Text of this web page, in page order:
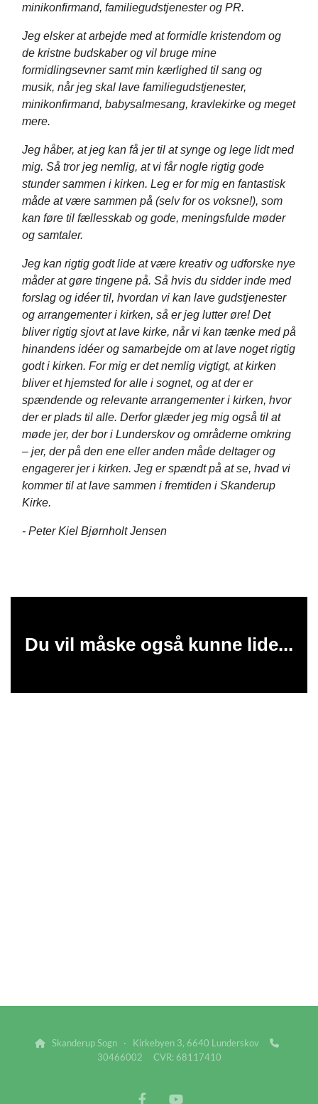
minikonfirmand, familiegudstjenester og PR.
Jeg elsker at arbejde med at formidle kristendom og
de kristne budskaber og vil bruge mine
formidlingsevner samt min kærlighed til sang og
musik, når jeg skal lave familiegudstjenester,
minikonfirmand, babysalmesang, kravlekirke og meget
mere.
Jeg håber, at jeg kan få jer til at synge og lege lidt med
mig. Så tror jeg nemlig, at vi får nogle rigtig gode
stunder sammen i kirken. Leg er for mig en fantastisk
måde at være sammen på (selv for os voksne!), som
kan føre til fællesskab og gode, meningsfulde møder
og samtaler.
Jeg kan rigtig godt lide at være kreativ og udforske nye
måder at gøre tingene på. Så hvis du sidder inde med
forslag og idéer til, hvordan vi kan lave gudstjenester
og arrangementer i kirken, så er jeg lutter øre! Det
bliver rigtig sjovt at lave kirke, når vi kan tænke med på
hinandens idéer og samarbejde om at lave noget rigtig
godt i kirken. For mig er det nemlig vigtigt, at kirken
bliver et hjemsted for alle i sognet, og at der er
spændende og relevante arrangementer i kirken, hvor
der er plads til alle. Derfor glæder jeg mig også til at
møde jer, der bor i Lunderskov og områderne omkring
– jer, der på den ene eller anden måde deltager og
engagerer jer i kirken. Jeg er spændt på at se, hvad vi
kommer til at lave sammen i fremtiden i Skanderup
Kirke.
- Peter Kiel Bjørnholt Jensen
Du vil måske også kunne lide...
 Skanderup Sogn · Kirkebyen 3, 6640 Lunderskov 
30466002 CVR: 68117410